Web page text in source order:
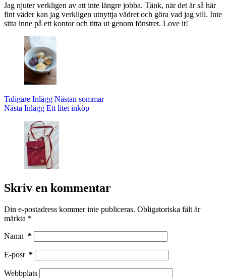
Jag njuter verkligen av att inte längre jobba. Tänk, när det är så här
fint väder kan jag verkligen utnyttja vädret och göra vad jag vill. Inte
sitta inne på ett kontor och titta ut genom fönstret. Love it!
Tidigare Inlägg Nästan sommar
Nästa Inlägg Ett litet inköp
Skriv en kommentar
Din e-postadress kommer inte publiceras. Obligatoriska fält är
märkta *
Namn *
E-post *
Webbplats